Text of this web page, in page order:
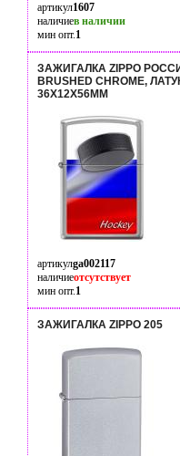
артикул1607
наличиев наличии
мин опт.1
ЗАЖИГАЛКА ZIPPO
BRUSHED CHROME,
36X12X56ММ
артикулga002117
наличиеотсутствует
мин опт.1
ЗАЖИГАЛКА ZIPPO 205